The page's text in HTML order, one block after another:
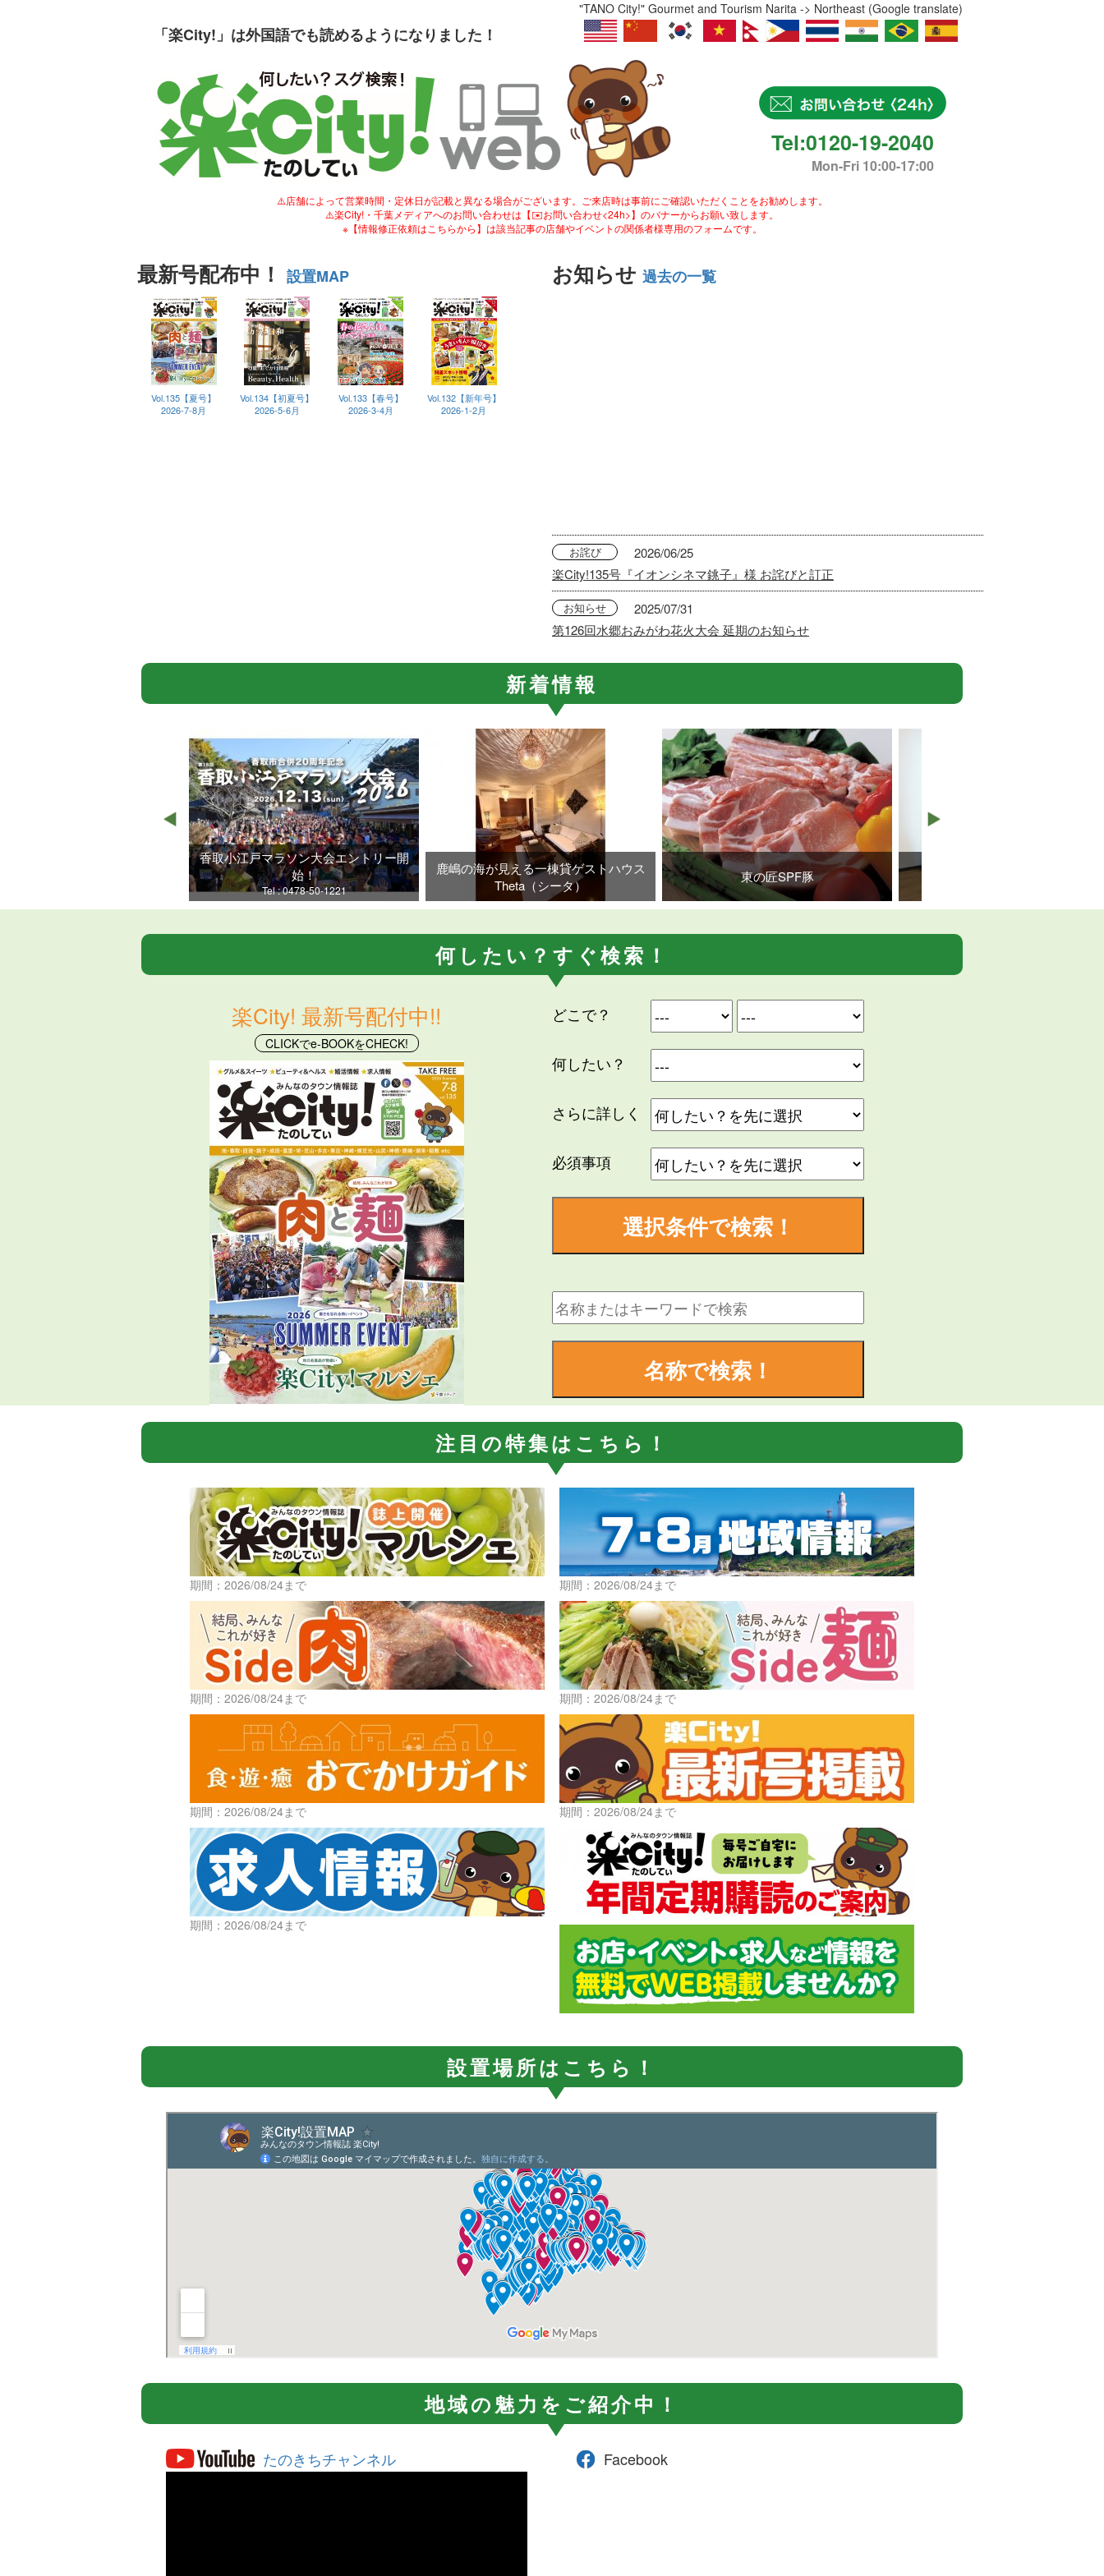
「楽City!」は外国語でも読めるようになりました！
"TANO City!" Gourmet and Tourism Narita -> Northeast (Google translate)
Tel:0120-19-2040
Mon-Fri 10:00-17:00
⚠️店舗によって営業時間・定休日が記載と異なる場合がございます。ご来店時は事前にご確認いただくことをお勧めします。
⚠️楽City!・千葉メディアへのお問い合わせは【✉️お問い合わせ<24h>】のバナーからお願い致します。
※【情報修正依頼はこちらから】は該当記事の店舗やイベントの関係者様専用のフォームです。
最新号配布中！ 設置MAP
Vol.135【夏号】
2026-7-8月
Vol.134【初夏号】
2026-5-6月
Vol.133【春号】
2026-3-4月
Vol.132【新年号】
2026-1-2月
お知らせ 過去の一覧
お詫び
2026/06/25
楽City!135号『イオンシネマ銚子』様 お詫びと訂正
お知らせ
2025/07/31
第126回水郷おみがわ花火大会 延期のお知らせ
新着情報
香取小江戸マラソン大会エントリー開
始！
Tel : 0478-50-1221
鹿嶋の海が見える一棟貸ゲストハウス
Theta（シータ）
東の匠SPF豚
何したい？すぐ検索！
楽City! 最新号配付中!!
CLICKでe-BOOKをCHECK!
どこで？
何したい？
さらに詳しく
必須事項
選択条件で検索！
名称で検索！
注目の特集はこちら！
期間：2026/08/24まで 期間：2026/08/24まで
期間：2026/08/24まで 期間：2026/08/24まで
期間：2026/08/24まで 期間：2026/08/24まで
期間：2026/08/24まで
設置場所はこちら！
地域の魅力をご紹介中！
たのきちチャンネル Facebook